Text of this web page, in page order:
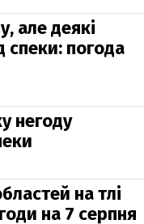
але деякі
спеки: погода
негоду
на тлі
на 7 серпня